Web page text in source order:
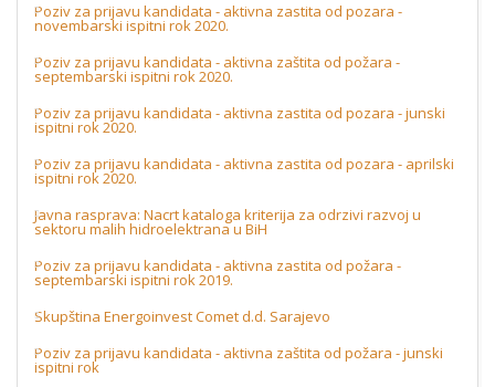
Poziv za prijavu kandidata - aktivna zastita od pozara -
novembarski ispitni rok 2020.
Poziv za prijavu kandidata - aktivna zaštita od požara -
septembarski ispitni rok 2020.
Poziv za prijavu kandidata - aktivna zastita od pozara - junski
ispitni rok 2020.
Poziv za prijavu kandidata - aktivna zastita od pozara - aprilski
ispitni rok 2020.
Javna rasprava: Nacrt kataloga kriterija za odrzivi razvoj u
sektoru malih hidroelektrana u BiH
Poziv za prijavu kandidata - aktivna zastita od požara -
septembarski ispitni rok 2019.
Skupština Energoinvest Comet d.d. Sarajevo
Poziv za prijavu kandidata - aktivna zaštita od požara - junski
ispitni rok